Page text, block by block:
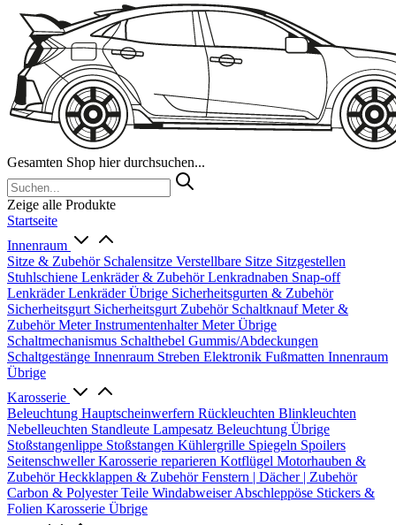
Gesamten Shop hier durchsuchen...
Zeige alle Produkte
Startseite
Innenraum
Sitze & Zubehör Schalensitze Verstellbare Sitze Sitzgestellen
Stuhlschiene Lenkräder & ZubehörLenkradnaben Snap-off
LenkräderLenkräder Übrige Sicherheitsgurten & Zubehör
Sicherheitsgurt Sicherheitsgurt Zubehör SchaltknaufMeter &
ZubehörMeterInstrumentenhalterMeter Übrige
Schaltmechanismus Schalthebel Gummis/Abdeckungen
Schaltgestänge Innenraum Streben Elektronik Fußmatten Innenraum
Übrige
Karosserie
Beleuchtung Hauptscheinwerfern Rückleuchten Blinkleuchten
Nebelleuchten Standleute Lampesatz Beleuchtung Übrige
Stoßstangenlippe Stoßstangen Kühlergrille Spiegeln Spoilers
SeitenschwellerKarosserie reparieren Kotflügel Motorhauben &
ZubehörHeckklappen & ZubehörFenstern | Dächer | Zubehör
Carbon & Polyester Teile WindabweiserAbschleppöse Stickers &
Folien Karosserie Übrige